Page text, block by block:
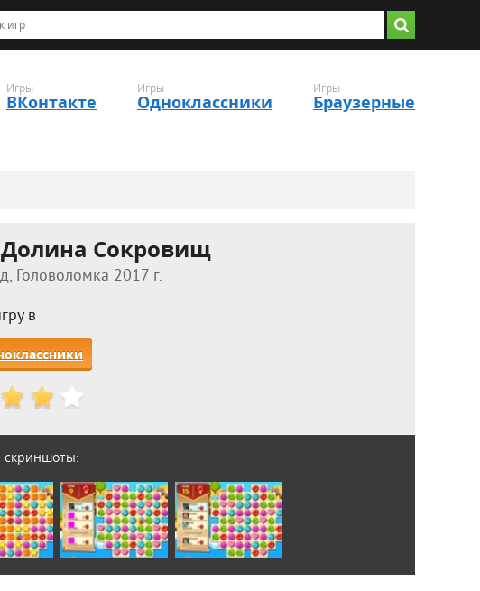
Игры
ВКонтакте
Игры
Одноклассники
Игры
Браузерные
Сокровищ
Головоломка 2017 г.
в
скриншоты: